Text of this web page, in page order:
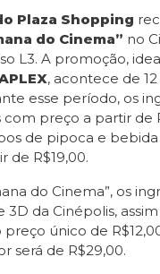
Plaza Shopping
do Cinema” no
L3. A promoção,
, acontece de 12
esse período, os
preço a partir de
de pipoca e
de R$19,00.
do Cinema”, os
3D da Cinépolis,
único de
será de R$29,00.